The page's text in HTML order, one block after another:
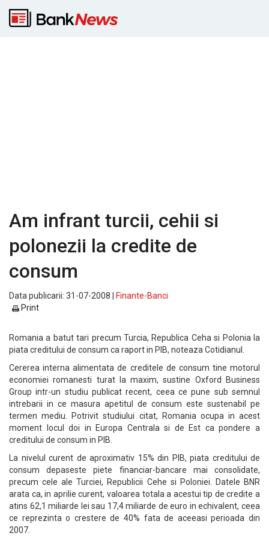
Am infrant turcii, cehii si
polonezii la credite de
consum
Data publicarii: 31-07-2008 |
Finante-Banci
Print
Romania a batut tari precum Turcia, Republica Ceha si Polonia la
piata creditului de consum ca raport in PIB, noteaza Cotidianul.
Cererea interna alimentata de creditele de consum tine motorul
economiei romanesti turat la maxim, sustine Oxford Business
Group intr-un studiu publicat recent, ceea ce pune sub semnul
intrebarii in ce masura apetitul de consum este sustenabil pe
termen mediu. Potrivit studiului citat, Romania ocupa in acest
moment locul doi in Europa Centrala si de Est ca pondere a
creditului de consum in PIB.
La nivelul curent de aproximativ 15% din PIB, piata creditului de
consum depaseste piete financiar-bancare mai consolidate,
precum cele ale Turciei, Republicii Cehe si Poloniei. Datele BNR
arata ca, in aprilie curent, valoarea totala a acestui tip de credite a
atins 62,1 miliarde lei sau 17,4 miliarde de euro in echivalent, ceea
ce reprezinta o crestere de 40% fata de aceeasi perioada din
2007.